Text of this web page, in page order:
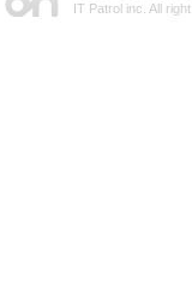
IT Patrol inc. All